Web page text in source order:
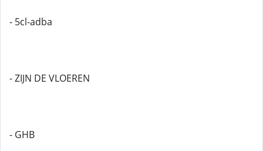
- 5cl-adba
- ZIJN DE VLOEREN
- GHB